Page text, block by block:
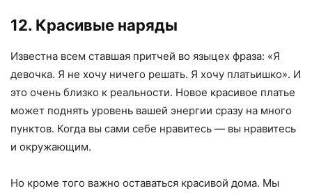
12. Красивые наряды
Известна всем ставшая притчей во языцех фраза: «Я
девочка. Я не хочу ничего решать. Я хочу платьишко». И
это очень близко к реальности. Новое красивое платье
может поднять уровень вашей энергии сразу на много
пунктов. Когда вы сами себе нравитесь — вы нравитесь
и окружающим.
Но кроме того важно оставаться красивой дома. Мы